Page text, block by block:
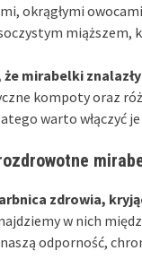
okrągłymi
miąższem,
że mirabelki
kompoty oraz
warto włączyć
zdrowia,
w nich
odporność,